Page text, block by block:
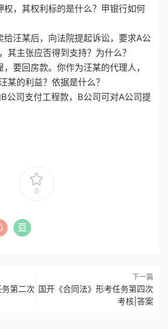
权，其权利标的是什么？甲银行如何
给汪某后，向法院提起诉讼，要求A公
其主张应否得到支持？为什么？
要回房款。你作为汪某的代理人，
某的利益？依据是什么？
公司支付工程款，B公司可对A公司提
0
第二次
下一篇
国开《合同法》形考任务第四次
考核|答案